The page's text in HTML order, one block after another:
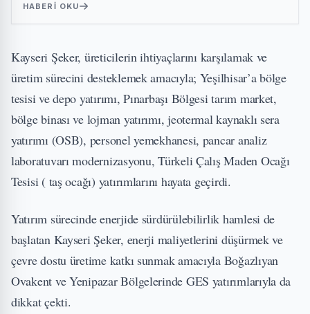
HABERI OKU
Kayseri Şeker, üreticilerin ihtiyaçlarını karşılamak ve
üretim sürecini desteklemek amacıyla; Yeşilhisar’a bölge
tesisi ve depo yatırımı, Pınarbaşı Bölgesi tarım market,
bölge binası ve lojman yatırımı, jeotermal kaynaklı sera
yatırımı (OSB), personel yemekhanesi, pancar analiz
laboratuvarı modernizasyonu, Türkeli Çalış Maden Ocağı
Tesisi ( taş ocağı) yatırımlarını hayata geçirdi.
Yatırım sürecinde enerjide sürdürülebilirlik hamlesi de
başlatan Kayseri Şeker, enerji maliyetlerini düşürmek ve
çevre dostu üretime katkı sunmak amacıyla Boğazlıyan
Ovakent ve Yenipazar Bölgelerinde GES yatırımlarıyla da
dikkat çekti.